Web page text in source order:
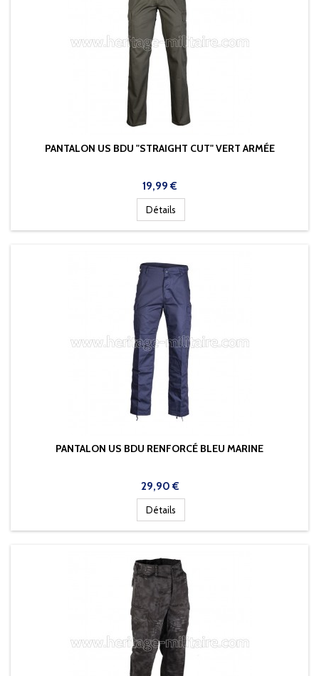
PANTALON US BDU "STRAIGHT CUT" VERT ARMÉE
Prix
19,99 €
Détails
PANTALON US BDU RENFORCÉ BLEU MARINE
Prix
29,90 €
Détails